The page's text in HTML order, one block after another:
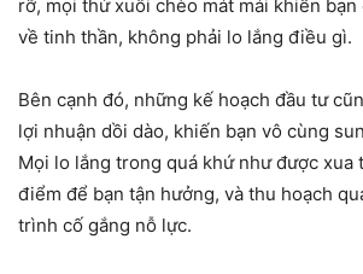
rỡ, mọi thứ xuôi chèo mát mái khiến bạn
về tinh thần, không phải lo lắng điều gì.
Bên cạnh đó, những kế hoạch đầu tư
lợi nhuận dồi dào, khiến bạn vô cùng
Mọi lo lắng trong quá khứ như được xua
điểm để bạn tận hưởng, và thu hoạch
trình cố gắng nỗ lực.